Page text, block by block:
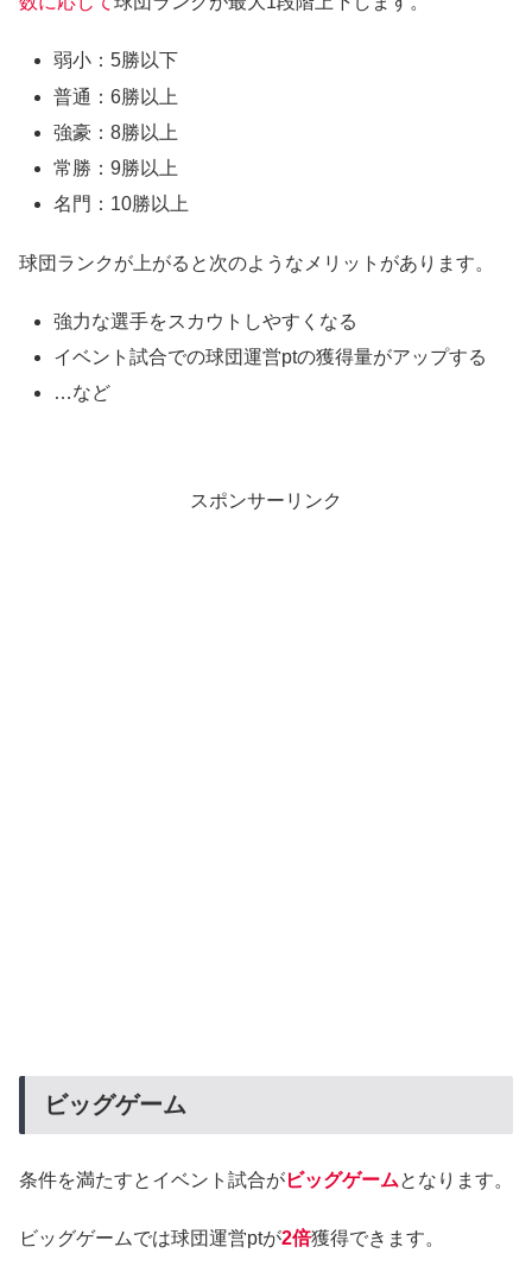
弱小：5勝以下
普通：6勝以上
強豪：8勝以上
常勝：9勝以上
名門：10勝以上
球団ランクが上がると次のようなメリットがあります。
強力な選手をスカウトしやすくなる
イベント試合での球団運営ptの獲得量がアップする
…など
スポンサーリンク
ビッグゲーム
条件を満たすとイベント試合がビッグゲームとなります。
ビッグゲームでは球団運営ptが2倍獲得できます。